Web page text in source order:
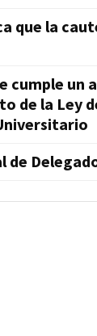
que la
cumple un
de la Ley
de